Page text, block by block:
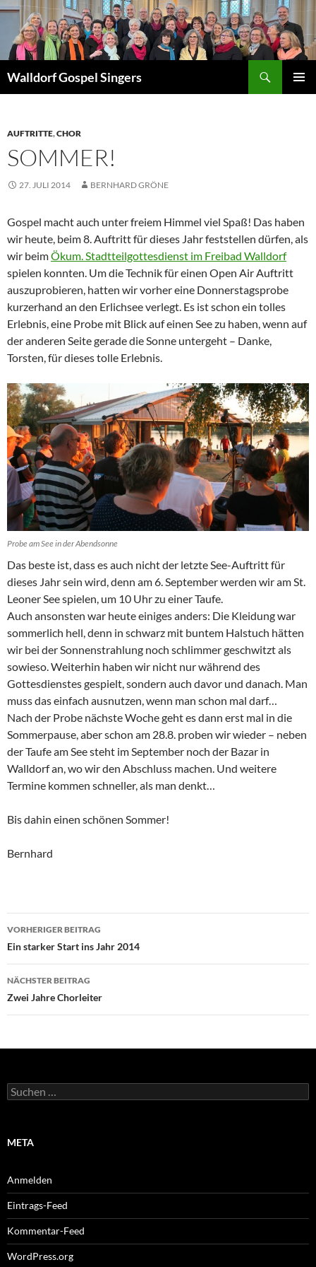
Zum
Inhalt
springen
Walldorf Gospel Singers
AUFTRITTE,CHOR
SOMMER!
27. JULI 2014 BERNHARD GRÖNE
Gospel macht auch unter freiem Himmel viel Spaß! Das haben
wir heute, beim 8. Auftritt für dieses Jahr feststellen dürfen, als
wir beimÖkum. Stadtteilgottesdienst im Freibad Walldorf
spielen konnten. Um die Technik für einen Open Air Auftritt
auszuprobieren, hatten wir vorher eine Donnerstagsprobe
kurzerhand an den Erlichsee verlegt. Es ist schon ein tolles
Erlebnis, eine Probe mit Blick auf einen See zu haben, wenn auf
der anderen Seite gerade die Sonne untergeht – Danke,
Torsten, für dieses tolle Erlebnis.
Probe am See in der Abendsonne
Das beste ist, dass es auch nicht der letzte See-Auftritt für
dieses Jahr sein wird, denn am 6. September werden wir am St.
Leoner See spielen, um 10 Uhr zu einer Taufe.
Auch ansonsten war heute einiges anders: Die Kleidung war
sommerlich hell, denn in schwarz mit buntem Halstuch hätten
wir bei der Sonnenstrahlung noch schlimmer geschwitzt als
sowieso. Weiterhin haben wir nicht nur während des
Gottesdienstes gespielt, sondern auch davor und danach. Man
muss das einfach ausnutzen, wenn man schon mal darf…
Nach der Probe nächste Woche geht es dann erst mal in die
Sommerpause, aber schon am 28.8. proben wir wieder – neben
der Taufe am See steht im September noch der Bazar in
Walldorf an, wo wir den Abschluss machen. Und weitere
Termine kommen schneller, als man denkt…
Bis dahin einen schönen Sommer!
Bernhard
Beitragsnavigation
VORHERIGER BEITRAG
Ein starker Start ins Jahr 2014
NÄCHSTER BEITRAG
Zwei Jahre Chorleiter
Suchen
nach:
META
Anmelden
Eintrags-Feed
Kommentar-Feed
WordPress.org